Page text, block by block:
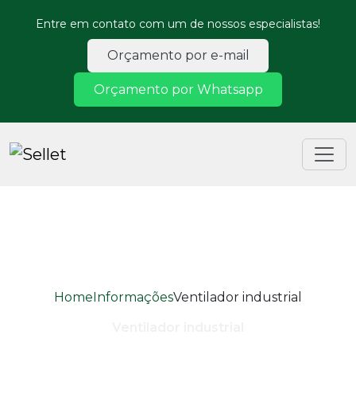
Entre em contato com um de nossos especialistas!
Orçamento por e-mail
Orçamento por Whatsapp
HomeInformaçõesVentilador industrial